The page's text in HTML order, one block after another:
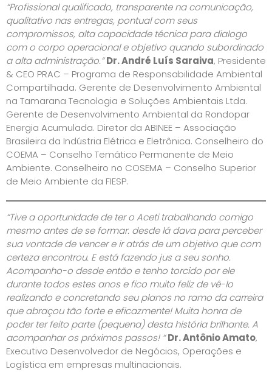
“Profissional qualificado, transparente na comunicação,
qualitativo nas entregas, pontual com seus
compromissos, alta capacidade técnica para dialogo
com o corpo operacional e objetivo quando subordinado
a alta administração.” Dr. André Luís Saraiva, Presidente
& CEO PRAC – Programa de Responsabilidade Ambiental
Compartilhada. Gerente de Desenvolvimento Ambiental
na Tamarana Tecnologia e Soluções Ambientais Ltda.
Gerente de Desenvolvimento Ambiental da Rondopar
Energia Acumulada. Diretor da ABINEE – Associação
Brasileira da Indústria Elétrica e Eletrônica. Conselheiro do
COEMA – Conselho Temático Permanente de Meio
Ambiente. Conselheiro no COSEMA – Conselho Superior
de Meio Ambiente da FIESP.
“Tive a oportunidade de ter o Aceti trabalhando comigo
mesmo antes de se formar. desde lá dava para perceber
sua vontade de vencer e ir atrás de um objetivo que com
certeza encontrou. E está fazendo jus a seu sonho.
Acompanho-o desde então e tenho torcido por ele
durante todos estes anos e fico muito feliz de vê-lo
realizando e concretando seu planos no ramo da carreira
que abraçou tão forte e eficazmente! Muita honra de
poder ter feito parte (pequena) desta história brilhante. A
acompanhar os próximos passos! “ Dr. Antônio Amato,
Executivo Desenvolvedor de Negócios, Operações e
Logística em empresas multinacionais.